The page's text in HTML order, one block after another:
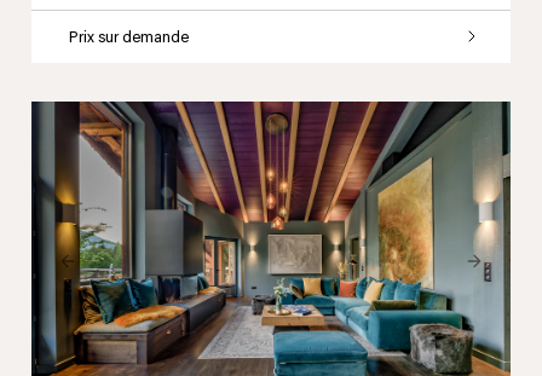
Previous Next
Prix sur demande